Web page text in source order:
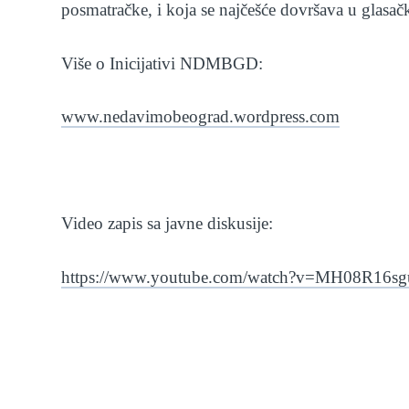
posmatračke, i koja se najčešće dovršava u
Više o Inicijativi NDMBGD:
www.nedavimobeograd.wordpress.com
Video zapis sa javne diskusije:
https://www.youtube.com/